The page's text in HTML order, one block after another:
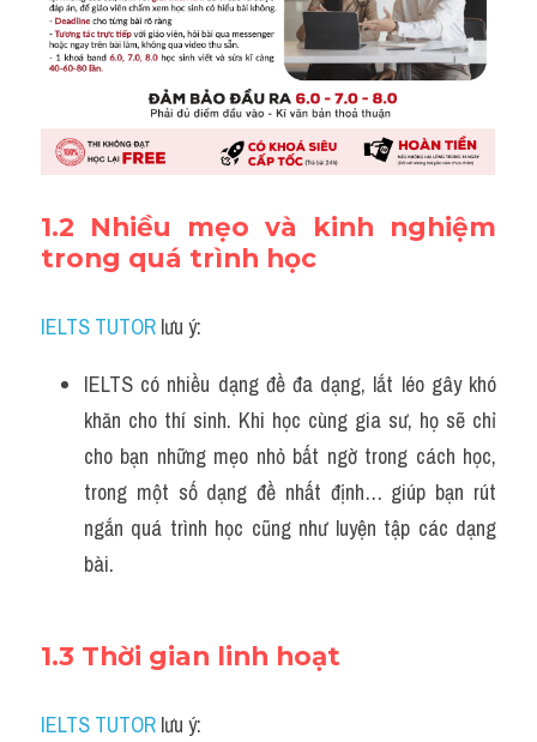
1.2 Nhiều mẹo và kinh nghiệm
trong quá trình học
IELTS TUTOR lưu ý:
IELTS có nhiều dạng đề đa dạng, lắt léo gây khó
khăn cho thí sinh. Khi học cùng gia sư, họ sẽ chỉ
cho bạn những mẹo nhỏ bất ngờ trong cách học,
trong một số dạng đề nhất định… giúp bạn rút
ngắn quá trình học cũng như luyện tập các dạng
bài.
1.3 Thời gian linh hoạt
IELTS TUTOR lưu ý: